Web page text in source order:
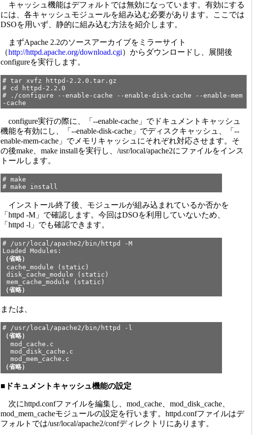
キャッシュ機能はデフォルトでは無効になっています。有効にする
には、各キャッシュモジュールを組み込む必要があります。ここでは
DSOを用いず、静的に組み込む方法を紹介します。
まずApache 2.2のソースアーカイブをミラーサイト
（http://httpd.apache.org/download.cgi）からダウンロードし、展開後
configureを実行します。
# tar xvfz httpd-2.2.0.tar.gz
# cd httpd-2.2.0
# ./configure --enable-cache --enable-disk-cache --enable-mem
-cache
configure実行の際に、「--enable-cache」でドキュメントキャッシュ
機能を有効にし、「--enable-disk-cache」でディスクキャッシュ、「--
enable-mem-cache」でメモリキャッシュにそれぞれ対応させます。そ
の後make、make installを実行し、/usr/local/apache2にファイルをインス
トールします。
# make
# make install
インストール終了後、モジュールが組み込まれているか否かを
「httpd -M」で確認します。今回はDSOを利用していないため、
「httpd -l」でも確認できます。
# /usr/local/apache2/bin/httpd -M
Loaded Modules:
（省略）
cache_module (static)
disk_cache_module (static)
mem_cache_module (static)
（省略）
または、
# /usr/local/apache2/bin/httpd -l
（省略）
mod_cache.c
mod_disk_cache.c
mod_mem_cache.c
（省略）
■ ドキュメントキャッシュ機能の設定
次にhttpd.confファイルを編集し、mod_cache、mod_disk_cache、
mod_mem_cacheモジュールの設定を行います。httpd.confファイルはデ
フォルトでは/usr/local/apache2/confディレクトリにあります。